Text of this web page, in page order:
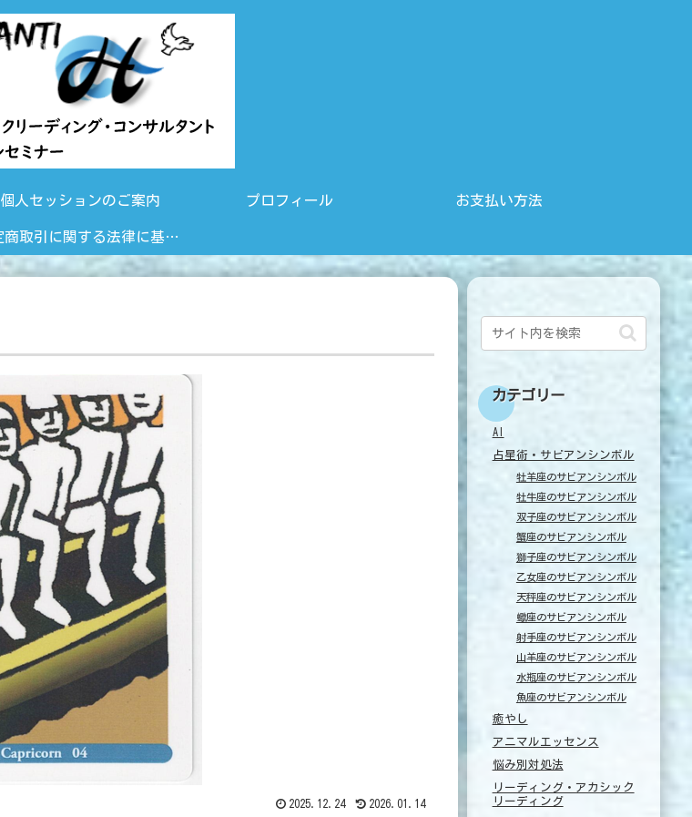
個人セッションのご案内 プロフィール お支払い方法
特定商取引に関する法律に基づく表示
2025.12.24 2026.01.14
カテゴリー
AI
占星術・サビアンシンボル
牡羊座のサビアンシンボル
牡牛座のサビアンシンボル
双子座のサビアンシンボル
蟹座のサビアンシンボル
獅子座のサビアンシンボル
乙女座のサビアンシンボル
天秤座のサビアンシンボル
蠍座のサビアンシンボル
射手座のサビアンシンボル
山羊座のサビアンシンボル
水瓶座のサビアンシンボル
魚座のサビアンシンボル
癒やし
アニマルエッセンス
悩み別対処法
リーディング・アカシック
リーディング